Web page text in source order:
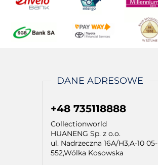
DANE ADRESOWE
+48 735118888
Collectionworld
HUANENG Sp. z o.o.
ul. Nadrzeczna 16A/H3,A-10 05-
552,Wólka Kosowska